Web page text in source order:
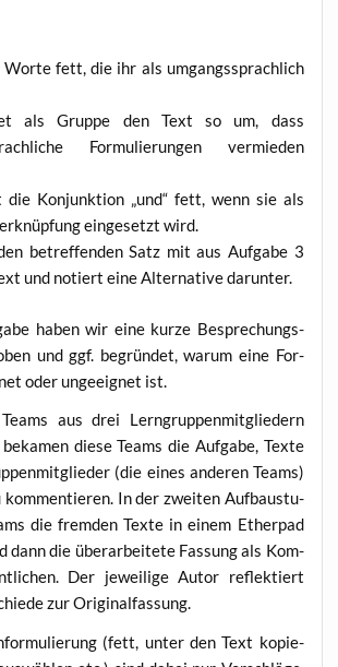
fett, die ihr als umgangs­sprach­lich
als Grup­pe den Text so um, dass
For­mu­lie­run­gen ver­mie­den
Kon­junk­ti­on „und“ fett, wenn sie als
ein­ge­setzt wird.
betref­fen­den Satz mit aus Auf­ga­be 3
und notiert eine Alter­na­ti­ve darunter.
haben wir eine kur­ze Bespre­chungs­
und ggf. begrün­det, war­um eine For­
oder unge­eig­net ist.
aus drei Lern­grup­pen­mit­glie­dern
die­se Teams die Auf­ga­be, Tex­te
(die eines ande­ren Teams)
kom­men­tie­ren. In der zwei­ten Auf­bau­stu­
die frem­den Tex­te in einem Ether­pad
dann die über­ar­bei­te­te Fas­sung als Kom­
Der jewei­li­ge Autor reflek­tiert
zur Originalfassung.
(fett, unter den Text kopie­